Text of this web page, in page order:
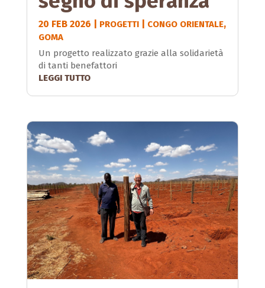
20 FEB 2026 PROGETTI| CONGO ORIENTALE,
GOMA
Un progetto realizzato grazie alla solidarietà
di tanti benefattori
LEGGI TUTTO